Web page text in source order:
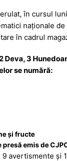
în cursul
naționale
în cadrul
3
se numără:
și fructe
emis de
avertismente și